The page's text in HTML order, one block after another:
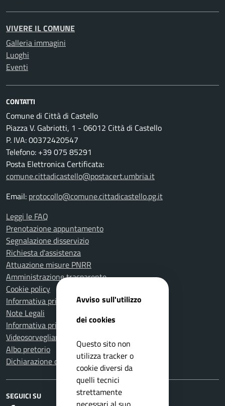
VIVERE IL COMUNE
Galleria immagini
Luoghi
Eventi
CONTATTI
Comune di Città di Castello
Piazza V. Gabriotti, 1 - 06012 Città di Castello
P. IVA: 00372420547
Telefono: +39 075 85291
Posta Elettronica Certificata:
comune.cittadicastello@postacert.umbria.it
Email: protocollo@comune.cittadicastello.pg.it
Leggi le FAQ
Prenotazione appuntamento
Segnalazione disservizio
Richiesta d'assistenza
Attuazione misure PNRR
Amministrazione trasparente
Cookie policy
Informativa privacy
Note Legali
Informativa privacy Polizia Locale
Videosorveglianza e privacy
Albo pretorio
Dichiarazione di accessibilità
SEGUICI SU
Avviso sull'utilizzo
dei cookies
Questo sito non
utilizza tracker o
cookie diversi da
quelli tecnici
strettamente